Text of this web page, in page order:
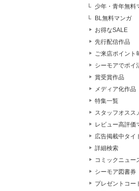
少年・青年無料
BL無料マンガ
お得なSALE
先行配信作品
ご来店ポイント
シーモアでポイ
賞受賞作品
メディア化作品
特集一覧
スタッフオスス
レビュー高評価
広告掲載中タイ
詳細検索
コミックニュー
シーモア図書券
プレゼントコー